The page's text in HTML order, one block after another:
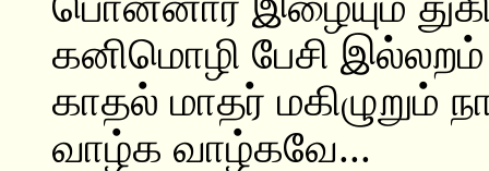
கனிமொழி பேசி இல்லறம்
காதல் மாதர் மகிழுறும்
வாழ்க வாழ்கவே...